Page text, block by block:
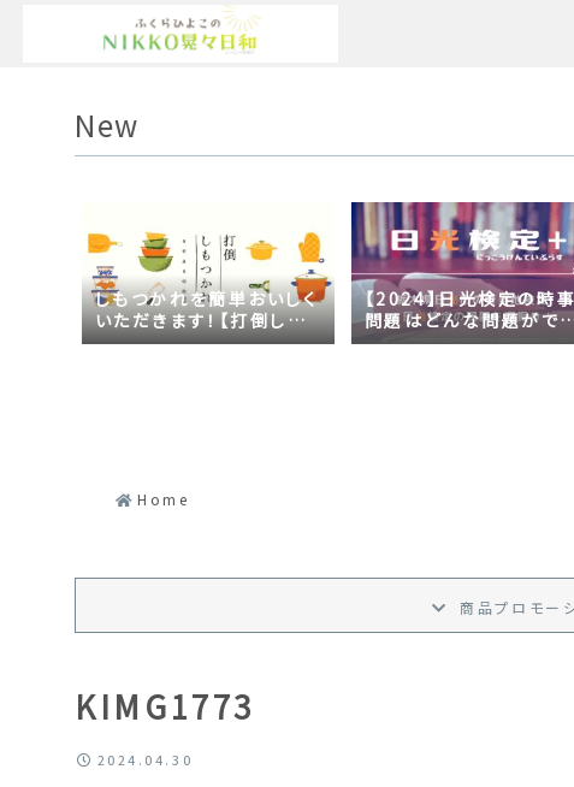
New
しもつかれを簡単おいしく
いただきます！【打倒しも
つかれｓｅａｓｏｎ２】
【2024】日光検定の時事
問題はどんな問題がで
の？2023年の時事問題
Home
商品プロモー
KIMG1773
2024.04.30